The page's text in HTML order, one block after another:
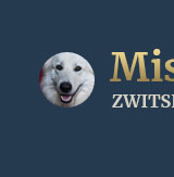
inhoud